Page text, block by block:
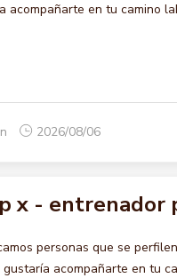
acompañarte en tu camino
2026/08/06
x - entrenador
personas que se
gustaría acompañarte en tu